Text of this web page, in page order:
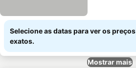
Selecione as datas para ver os preços
exatos.
Mostrar mais